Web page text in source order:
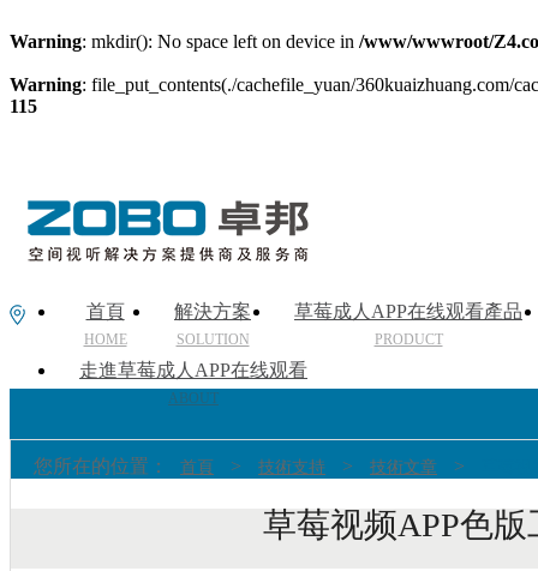
Warning: mkdir(): No space left on device in /www/wwwroot/
Warning: file_put_contents(./cachefile_yuan/360kuaizhuang.com/
115
首頁
HOME
解決方案
SOLUTION
草莓成人APP在线观看產品
PRODUCT
走進草莓成人APP在线观看
ABOUT
您所在的位置： 首頁 > 技術支持 > 技術文章 >
草莓视频APP色